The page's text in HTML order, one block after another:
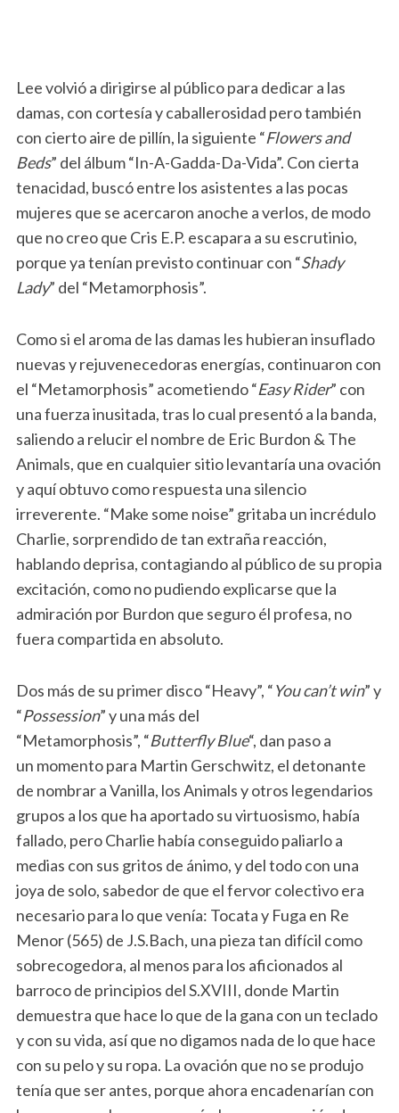
Lee volvió a dirigirse al público para dedicar a las
damas, con cortesía y caballerosidad pero también
con cierto aire de pillín, la siguiente “Flowers and
Beds” del álbum “In-A-Gadda-Da-Vida”. Con cierta
tenacidad, buscó entre los asistentes a las pocas
mujeres que se acercaron anoche a verlos, de modo
que no creo que Cris E.P. escapara a su escrutinio,
porque ya tenían previsto continuar con “Shady
Lady” del “Metamorphosis”.
Como si el aroma de las damas les hubieran insuflado
nuevas y rejuvenecedoras energías, continuaron con
el “Metamorphosis” acometiendo “Easy Rider” con
una fuerza inusitada, tras lo cual presentó a la banda,
saliendo a relucir el nombre de Eric Burdon & The
Animals, que en cualquier sitio levantaría una ovación
y aquí obtuvo como respuesta una silencio
irreverente. “Make some noise” gritaba un incrédulo
Charlie, sorprendido de tan extraña reacción,
hablando deprisa, contagiando al público de su propia
excitación, como no pudiendo explicarse que la
admiración por Burdon que seguro él profesa, no
fuera compartida en absoluto.
Dos más de su primer disco “Heavy”, “You can’t win” y
“Possession” y una más del
“Metamorphosis”, “Butterfly Blue“, dan paso a
un momento para Martin Gerschwitz, el detonante
de nombrar a Vanilla, los Animals y otros legendarios
grupos a los que ha aportado su virtuosismo, había
fallado, pero Charlie había conseguido paliarlo a
medias con sus gritos de ánimo, y del todo con una
joya de solo, sabedor de que el fervor colectivo era
necesario para lo que venía: Tocata y Fuga en Re
Menor (565) de J.S.Bach, una pieza tan difícil como
sobrecogedora, al menos para los aficionados al
barroco de principios del S.XVIII, donde Martin
demuestra que hace lo que de la gana con un teclado
y con su vida, así que no digamos nada de lo que hace
con su pelo y su ropa. La ovación que no se produjo
tenía que ser antes, porque ahora encadenarían con